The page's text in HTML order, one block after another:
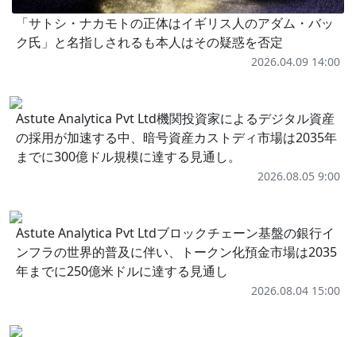
「サトシ・ナカモトの正体はイギリス人のアダム・バッ
ク氏」と名指しされるも本人はその疑惑を否定
2026.04.09 14:00
Astute Analytica Pvt Ltd機関投資家によるデジタル資産
の採用が加速する中、暗号資産カストディ市場は2035年
までに300億ドル規模に達する見通し。
2026.08.05 9:00
Astute Analytica Pvt Ltdブロックチェーン基盤の銀行イ
ンフラの世界的普及に伴い、トークン化預金市場は2035
年までに250億米ドルに達する見通し
2026.08.04 15:00